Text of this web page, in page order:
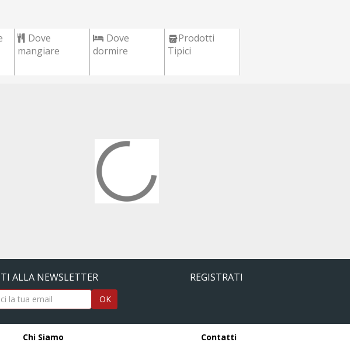
Dove
mangiare
Dove
dormire
Prodotti
Tipici
ALLA NEWSLETTER
OK
REGISTRATI
Chi Siamo Contatti